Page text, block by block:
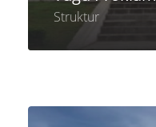
Struktur